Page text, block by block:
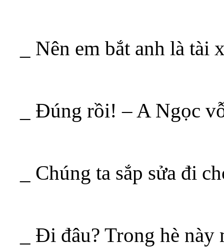
_ Nên em bắt anh là
_ Đúng rồi! – A Ngọc
_ Chúng ta sắp sửa đi
_ Đi đâu? Trong hè